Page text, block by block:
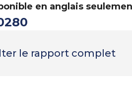
en anglais
le rapport complet